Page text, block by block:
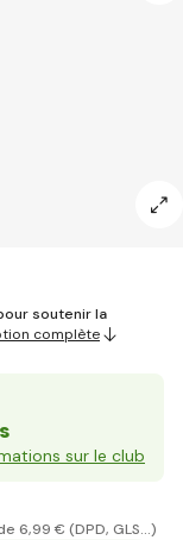
soutenir la
complète
sur le club
6,99 € (DPD, GLS...)